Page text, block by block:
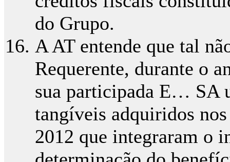
do Grupo.
A AT entende que tal
Requerente, durante o
sua participada E… SA
tangíveis adquiridos
2012 que integraram o